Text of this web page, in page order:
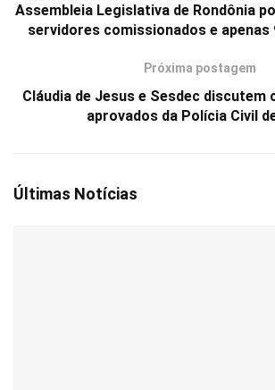
Assembleia Legislativa de Rondônia
servidores comissionados e apenas
Próxima postagem
Cláudia de Jesus e Sesdec discutem
aprovados da Polícia Civil
Últimas Notícias